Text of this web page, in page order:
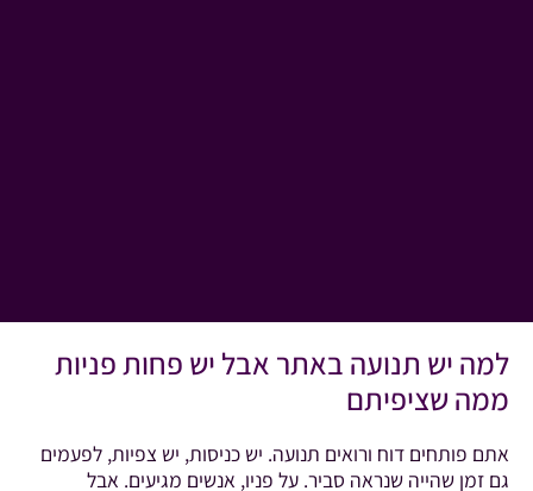
למה יש תנועה באתר אבל יש פחות פניות
ממה שציפיתם
אתם פותחים דוח ורואים תנועה. יש כניסות, יש צפיות, לפעמים
גם זמן שהייה שנראה סביר. על פניו, אנשים מגיעים. אבל